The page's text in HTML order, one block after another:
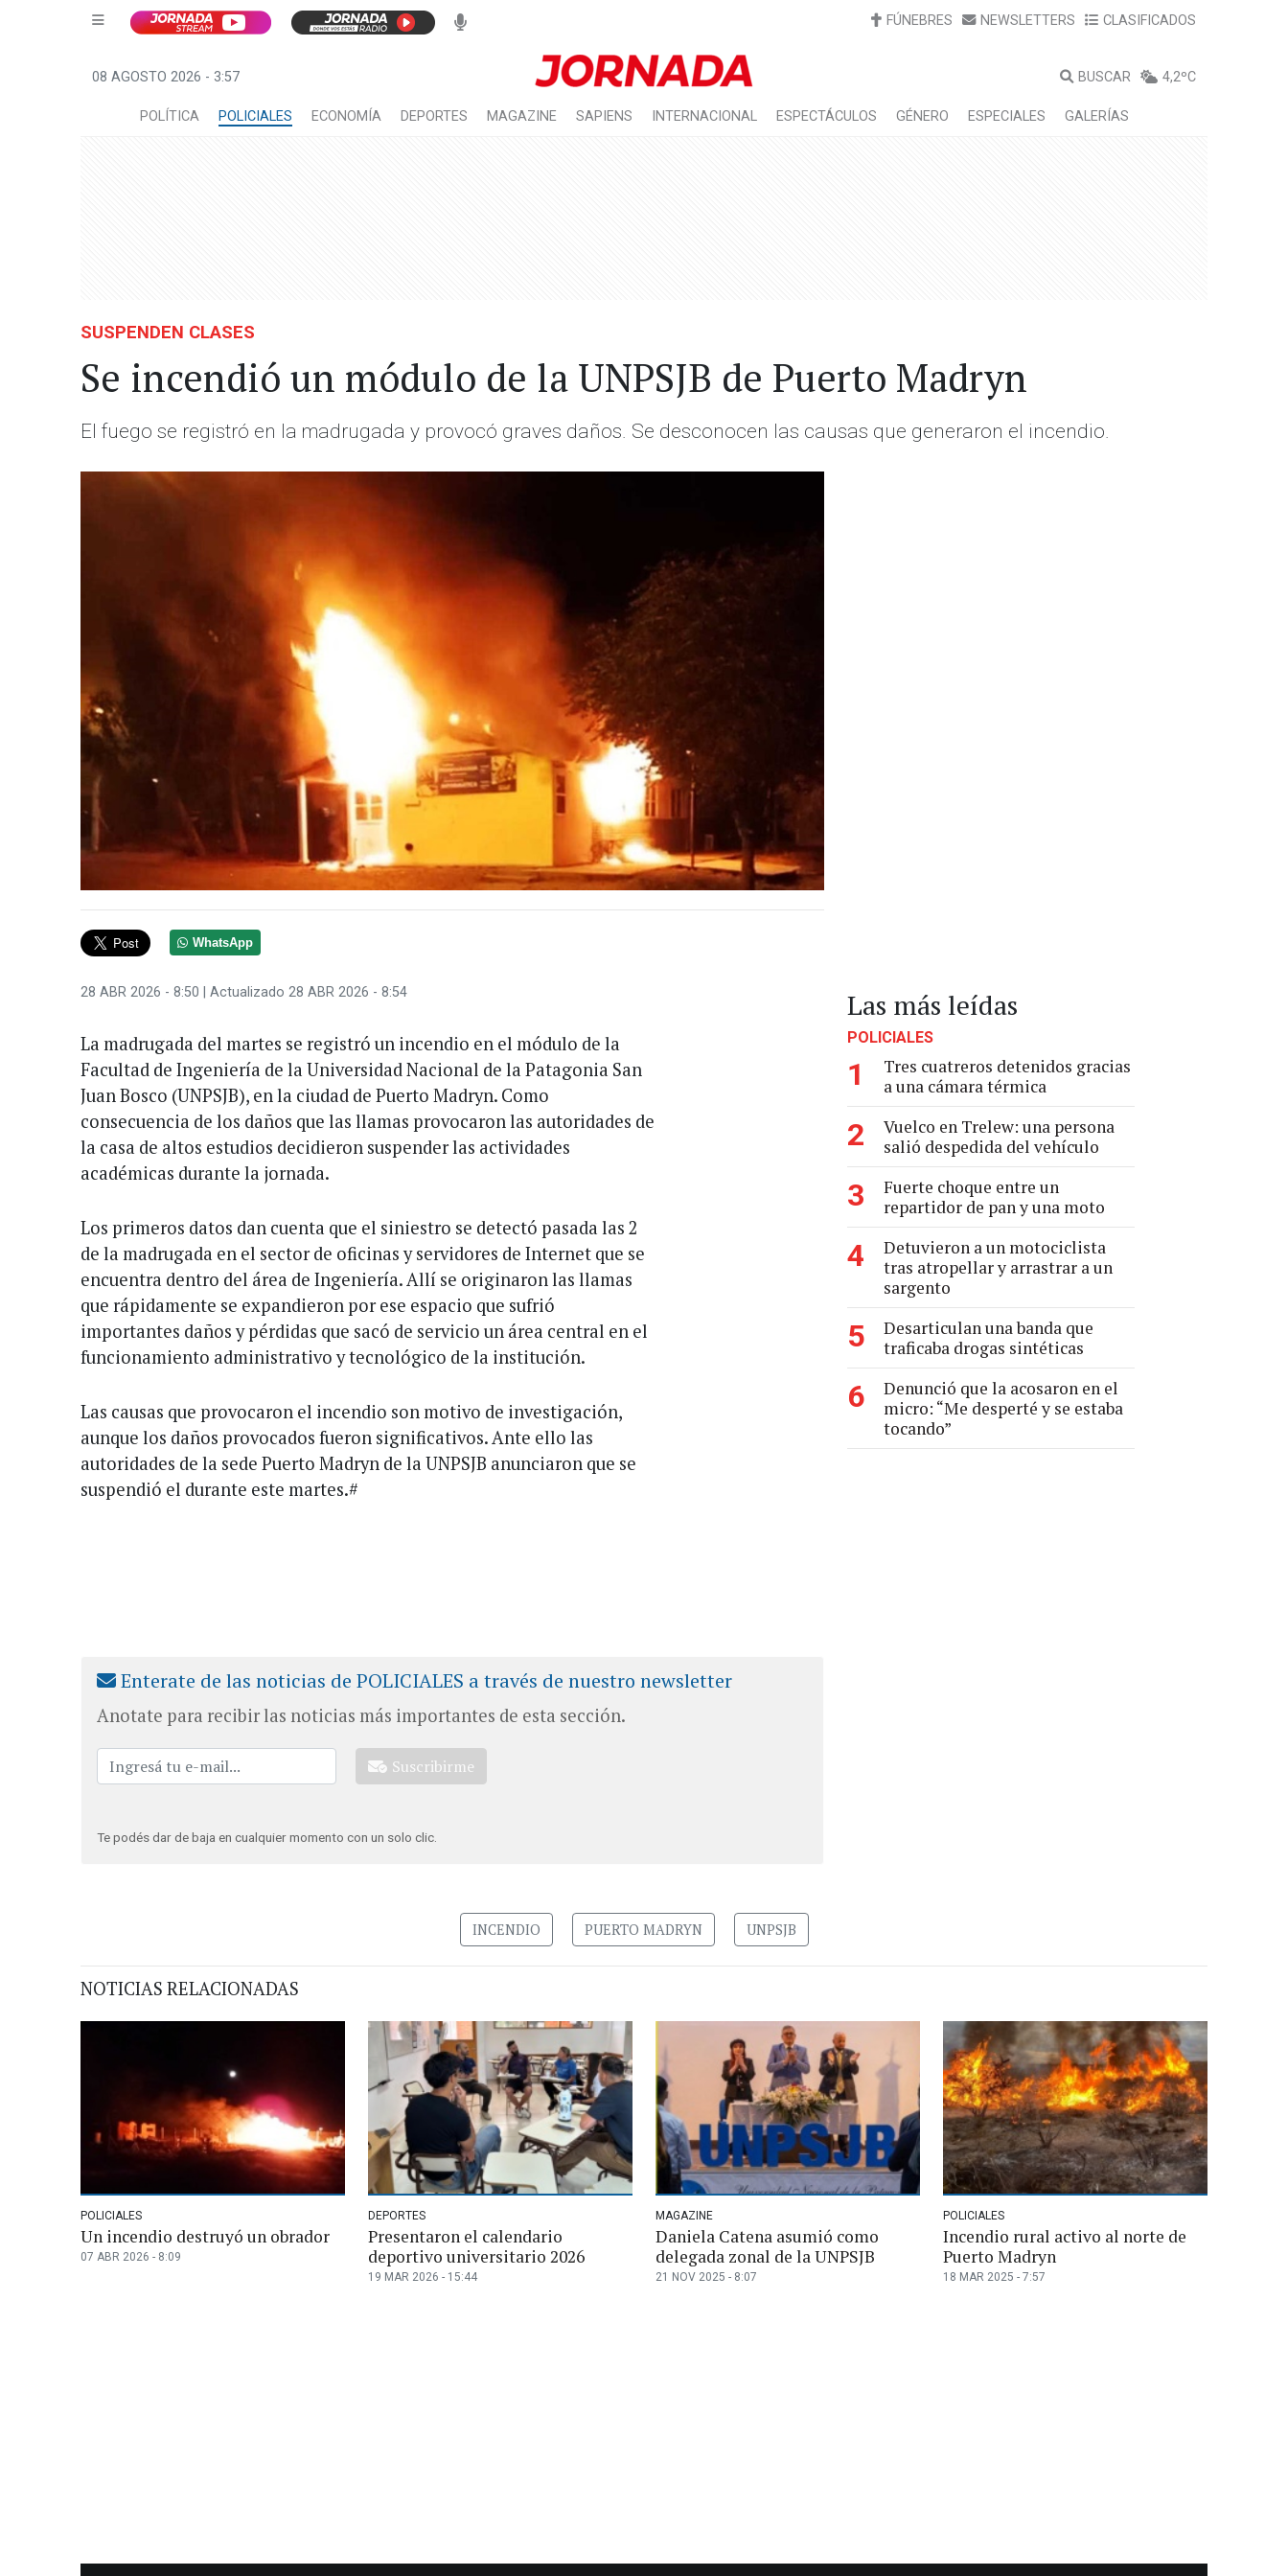
FÚNEBRES NEWSLETTERS CLASIFICADOS
08 AGOSTO 2026 - 3:57 BUSCAR 4,2ºC
POLÍTICA POLICIALES ECONOMÍA DEPORTES MAGAZINE SAPIENS INTERNACIONAL ESPECTÁCULOS GÉNERO ESPECIALES GALERÍAS
SUSPENDEN CLASES
Se incendió un módulo de la UNPSJB de Puerto Madryn
El fuego se registró en la madrugada y provocó graves daños. Se desconocen las causas que generaron el incendio.
WhatsApp
28 ABR 2026 - 8:50 | Actualizado 28 ABR 2026 - 8:54
La madrugada del martes se registró un incendio en el módulo de la
Facultad de Ingeniería de la Universidad Nacional de la Patagonia San
Juan Bosco (UNPSJB), en la ciudad de Puerto Madryn. Como
consecuencia de los daños que las llamas provocaron las autoridades de
la casa de altos estudios decidieron suspender las actividades
académicas durante la jornada.
Los primeros datos dan cuenta que el siniestro se detectó pasada las 2
de la madrugada en el sector de oficinas y servidores de Internet que se
encuentra dentro del área de Ingeniería. Allí se originaron las llamas
que rápidamente se expandieron por ese espacio que sufrió
importantes daños y pérdidas que sacó de servicio un área central en el
funcionamiento administrativo y tecnológico de la institución.
Las causas que provocaron el incendio son motivo de investigación,
aunque los daños provocados fueron significativos. Ante ello las
autoridades de la sede Puerto Madryn de la UNPSJB anunciaron que se
suspendió el durante este martes.#
Enterate de las noticias de POLICIALES a través de nuestro newsletter
Anotate para recibir las noticias más importantes de esta sección.
Suscribirme
Te podés dar de baja en cualquier momento con un solo clic.
Las más leídas
POLICIALES
1
Tres cuatreros detenidos gracias
a una cámara térmica
2
Vuelco en Trelew: una persona
salió despedida del vehículo
3
Fuerte choque entre un
repartidor de pan y una moto
4
Detuvieron a un motociclista
tras atropellar y arrastrar a un
sargento
5
Desarticulan una banda que
traficaba drogas sintéticas
6
Denunció que la acosaron en el
micro: “Me desperté y se estaba
tocando”
INCENDIO PUERTO MADRYN UNPSJB
NOTICIAS RELACIONADAS
POLICIALES
Un incendio destruyó un obrador
07 ABR 2026 - 8:09
DEPORTES
Presentaron el calendario
deportivo universitario 2026
19 MAR 2026 - 15:44
MAGAZINE
Daniela Catena asumió como
delegada zonal de la UNPSJB
21 NOV 2025 - 8:07
POLICIALES
Incendio rural activo al norte de
Puerto Madryn
18 MAR 2025 - 7:57